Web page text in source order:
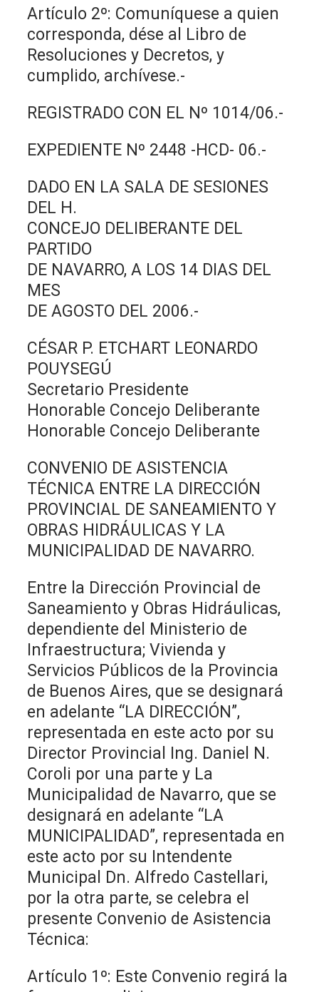
Artículo 2º: Comuníquese a quien
corresponda, dése al Libro de
Resoluciones y Decretos, y
cumplido, archívese.-
REGISTRADO CON EL Nº 1014/06.-
EXPEDIENTE Nº 2448 -HCD- 06.-
DADO EN LA SALA DE SESIONES
DEL H.
CONCEJO DELIBERANTE DEL
PARTIDO
DE NAVARRO, A LOS 14 DIAS DEL
MES
DE AGOSTO DEL 2006.-
CÉSAR P. ETCHART LEONARDO
POUYSEGÚ
Secretario Presidente
Honorable Concejo Deliberante
Honorable Concejo Deliberante
CONVENIO DE ASISTENCIA
TÉCNICA ENTRE LA DIRECCIÓN
PROVINCIAL DE SANEAMIENTO Y
OBRAS HIDRÁULICAS Y LA
MUNICIPALIDAD DE NAVARRO.
Entre la Dirección Provincial de
Saneamiento y Obras Hidráulicas,
dependiente del Ministerio de
Infraestructura; Vivienda y
Servicios Públicos de la Provincia
de Buenos Aires, que se designará
en adelante “LA DIRECCIÓN”,
representada en este acto por su
Director Provincial Ing. Daniel N.
Coroli por una parte y La
Municipalidad de Navarro, que se
designará en adelante “LA
MUNICIPALIDAD”, representada en
este acto por su Intendente
Municipal Dn. Alfredo Castellari,
por la otra parte, se celebra el
presente Convenio de Asistencia
Técnica:
Artículo 1º: Este Convenio regirá la